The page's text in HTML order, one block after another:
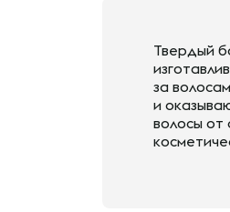
Твердый
за
и
волосы от